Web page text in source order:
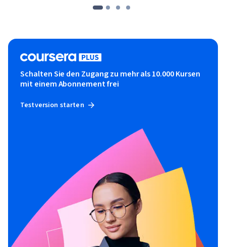
Schalten Sie den Zugang zu mehr als 10.000 Kursen
mit einem Abonnement frei
Testversion starten